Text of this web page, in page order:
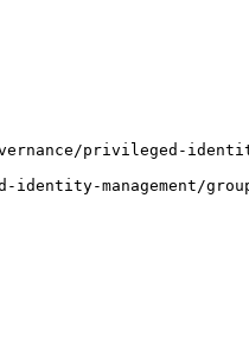
privileged-
management/